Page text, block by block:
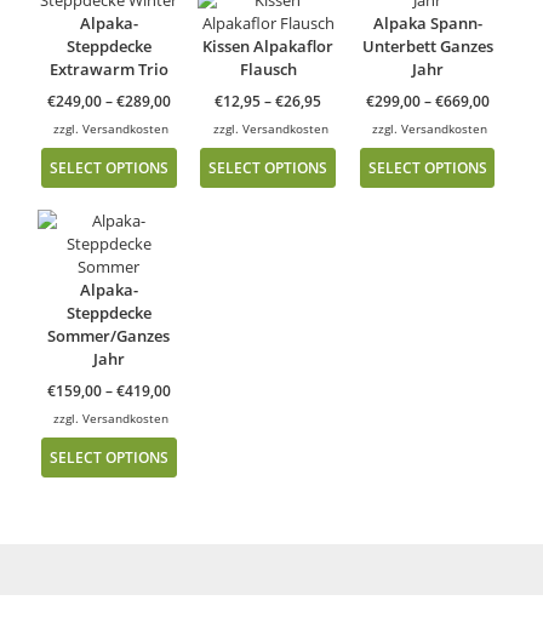
Alpaka-
Steppdecke
Extrawarm Trio
€249,00–€289,00
zzgl.Versandkosten
SELECT OPTIONS
Kissen Alpakaflor
Flausch
€12,95–€26,95
zzgl. Versandkosten
SELECT OPTIONS
Alpaka Spann-
Unterbett Ganzes
Jahr
€299,00–€669,00
zzgl.Versandkosten
SELECT OPTIONS
Alpaka-
Steppdecke
Sommer/Ganzes
Jahr
€159,00–€419,00
zzgl.Versandkosten
SELECT OPTIONS